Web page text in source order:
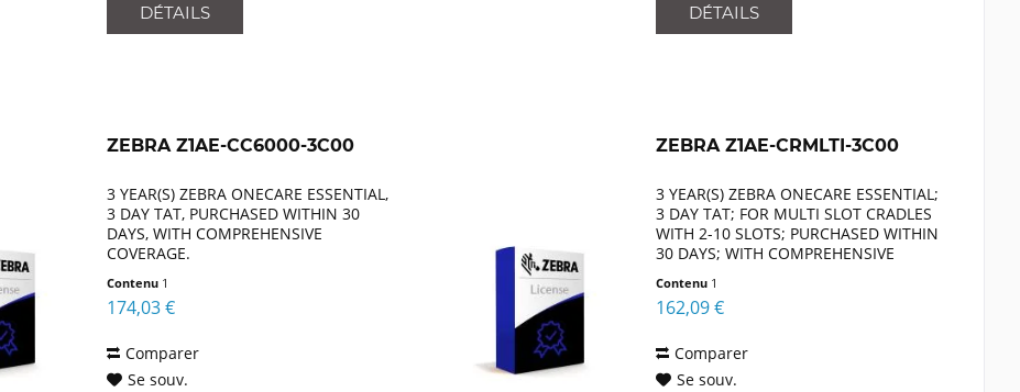
DÉTAILS DÉTAILS
ZEBRA Z1AE-CC6000-3C00
3 YEAR(S) ZEBRA ONECARE ESSENTIAL,
3 DAY TAT, PURCHASED WITHIN 30
DAYS, WITH COMPREHENSIVE
COVERAGE.
Contenu 1
174,03 €
Comparer
Se souv.
ZEBRA Z1AE-CRMLTI-3C00
3 YEAR(S) ZEBRA ONECARE ESSENTIAL;
3 DAY TAT; FOR MULTI SLOT CRADLES
WITH 2-10 SLOTS; PURCHASED WITHIN
30 DAYS; WITH COMPREHENSIVE
Contenu 1
162,09 €
Comparer
Se souv.